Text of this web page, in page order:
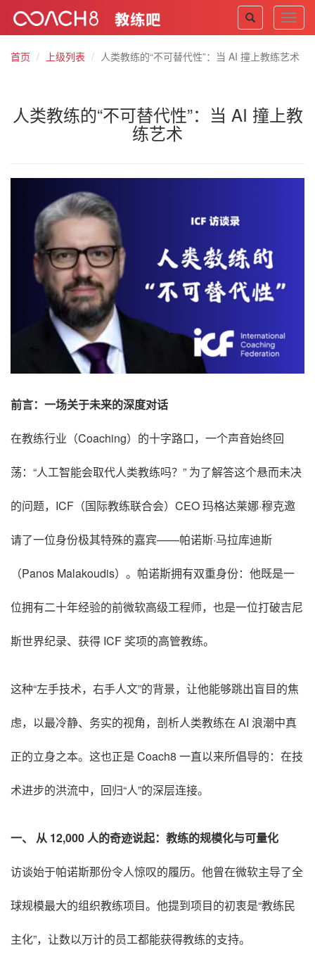
首页
上级列表 人类教练的“不可替代性”：当 AI 撞上教练艺术
人类教练的“不可替代性”：当 AI 撞上教
练艺术
前言：一场关于未来的深度对话
在教练行业（Coaching）的十字路口，一个声音始终回
荡：“人工智能会取代人类教练吗？” 为了解答这个悬而未决
的问题，ICF（国际教练联合会）CEO 玛格达莱娜·穆克邀
请了一位身份极其特殊的嘉宾——帕诺斯·马拉库迪斯
（Panos Malakoudis）。帕诺斯拥有双重身份：他既是一
位拥有二十年经验的前微软高级工程师，也是一位打破吉尼
斯世界纪录、获得 ICF 奖项的高管教练。
这种“左手技术，右手人文”的背景，让他能够跳出盲目的焦
虑，以最冷静、务实的视角，剖析人类教练在 AI 浪潮中真
正的立身之本。这也正是 Coach8 一直以来所倡导的：在技
术进步的洪流中，回归“人”的深层连接。
一、 从 12,000 人的奇迹说起：教练的规模化与可量化
访谈始于帕诺斯那份令人惊叹的履历。他曾在微软主导了全
球规模最大的组织教练项目。他提到项目的初衷是“教练民
主化”，让数以万计的员工都能获得教练的支持。